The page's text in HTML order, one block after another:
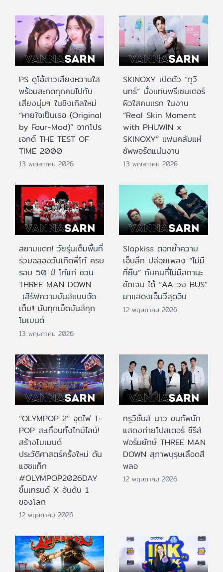
PS ดูโอ้สาวเสียงหวานใส
พร้อมสะกดทุกคนไปกับ
เสียงนุ่มๆ ในซิงเกิลใหม่
“หายใจเป็นเธอ (Original
by Four-Mod)” จากโปร
เจกต์ THE TEST OF
TIME 2000
13 พฤษภาคม 2026
SKINOXY เปิดตัว “ภูวิ
นทร์” นั่งแท่นพรีเซนเตอร์
ผิวใสคนแรก ในงาน
“Real Skin Moment
with PHUWIN x
SKINOXY” แฟนคลับแห่
ซัพพอร์ตแน่นงาน
13 พฤษภาคม 2026
สยามแตก! วัยรุ่นเต็มพื้นที่
ร่วมฉลองวันเกิดพี่โก๋ ครบ
รอบ 50 ปี โก๋แก่ ชวน
THREE MAN DOWN
เสิร์ฟความมันส์แบบจัด
เต็ม!! มันทุกเม็ดมันส์ทุก
โมเมนต์
13 พฤษภาคม 2026
Slapkiss ตอกย้ำความ
เจ็บลึก ปล่อยเพลง “ไม่มี
ที่ยืน” กับคนที่ไม่มีสถานะ
ชัดเจน ได้ “AA วง BUS”
มาแสดงเอ็มวีสุดอิน
12 พฤษภาคม 2026
“OLYMPOP 2” จุดไฟ T-
POP สะเทือนทั้งไทม์ไลน์!
สร้างโมเมนต์
ประวัติศาสตร์ครั้งใหม่ ดัน
แฮชแท็ก
#OLYMPOP2026DAY
ขึ้นเทรนด์ X อันดับ 1
ของโลก
12 พฤษภาคม 2026
ทรูวิชั่นส์ นาว ขนทัพนัก
แสดงถ่ายโปสเตอร์ ซีรีส์
ฟอร์มยักษ์ THREE MAN
DOWN สุภาพบุรุษเลือดสี
พลอ
12 พฤษภาคม 2026